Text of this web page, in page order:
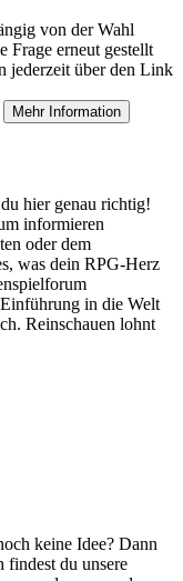
von der Wahl
Frage erneut gestellt
jederzeit über den Link
hier genau richtig!
informieren
oder dem
was dein RPG-Herz
in die Welt
Reinschauen lohnt
keine Idee? Dann
findest du unsere